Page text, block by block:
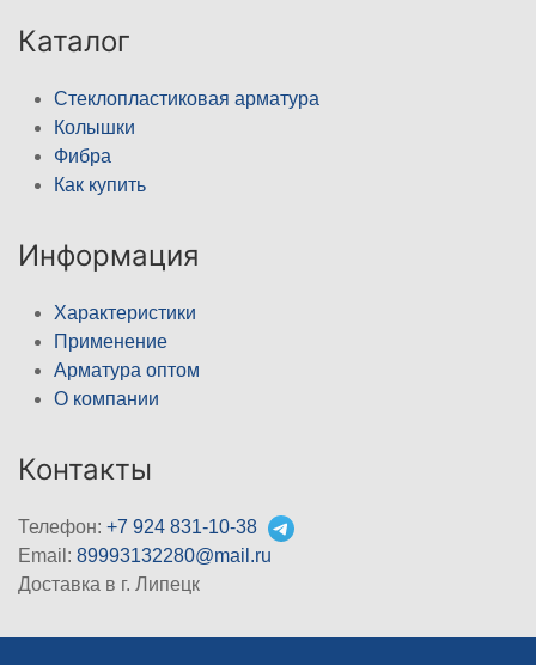
Каталог
Стеклопластиковая арматура
Колышки
Фибра
Как купить
Информация
Характеристики
Применение
Арматура оптом
О компании
Контакты
Телефон: +7 924 831-10-38
Email: 89993132280@mail.ru
Доставка в г. Липецк